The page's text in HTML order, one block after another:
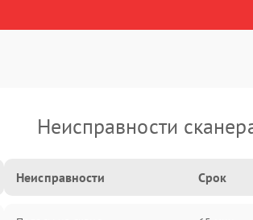
Неисправности
Неисправности Срок